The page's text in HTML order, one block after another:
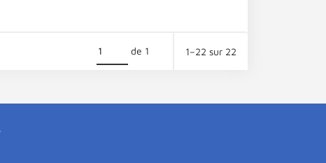
de 1 1–22 sur 22